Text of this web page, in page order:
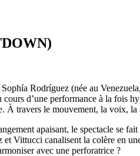
Rodríguez (née au
d’une performance à la fois
À travers le mouvement, la voix,
apaisant, le spectacle se
et Vittucci canalisent la colère en
avec une perforatrice ?